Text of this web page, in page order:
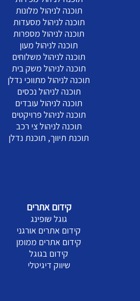
תוכנה לניהול מלונות
תוכנה לניהול מסעדות
תוכנה לניהול מספרות
תוכנה לניהול מעון
תוכנה לניהול משלוחים
תוכנה לניהול משק בית
תוכנה לניהול מתווכי נדלן
תוכנה לניהול נכסים
תוכנה לניהול עובדים
תוכנה לניהול פרויקטים
תוכנה לניהול צי רכב
תוכנת תיווך, תוכנת נדלן
קידום אתרים
גוגל שופינג
קידום אתרים אורגני
קידום אתרים ממומן
קידום בגוגל
שיווק דיגיטלי